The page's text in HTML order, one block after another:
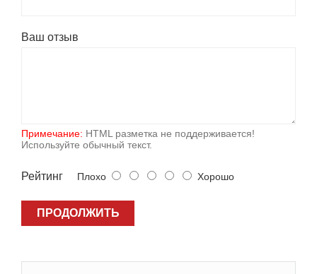
Ваш отзыв
Примечание: HTML разметка не поддерживается!
Используйте обычный текст.
Рейтинг Плохо Хорошо
ПРОДОЛЖИТЬ